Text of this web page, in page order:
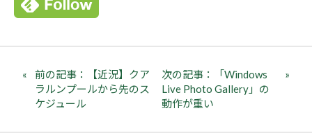
前の記事：【近況】クア
ラルンプールから先のス
ケジュール
次の記事：「Windows
Live Photo Gallery」の
動作が重い